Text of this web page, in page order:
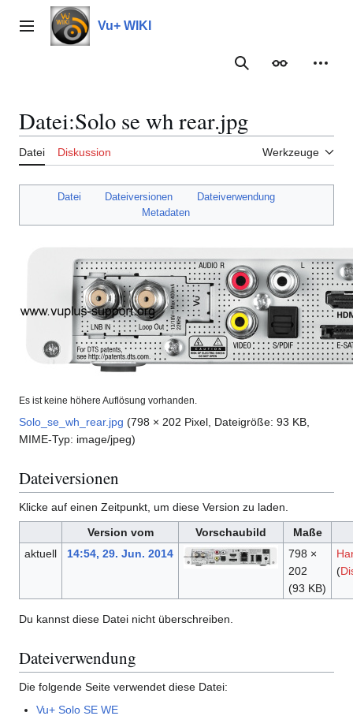
Inhalt
springenHauptmenü Vu+ WIKI
Suche
Datei:Solo se wh rear.jpg
Datei Diskussion Werkzeuge
Datei Dateiversionen
Dateiverwendung
Metadaten
Es ist keine höhere Auflösung vorhanden.
Solo_se_wh_rear.jpg (798 × 202 Pixel, Dateigröße: 93 KB,
MIME-Typ: image/jpeg)
Dateiversionen
Klicke auf einen Zeitpunkt, um diese Version zu laden.
Version vom
Vorschaubild
Maße
aktuell
14:54, 29. Jun. 2014
798 ×
202
(93 KB)
(
Du kannst diese Datei nicht überschreiben.
Dateiverwendung
Die folgende Seite verwendet diese Datei:
Vu+ Solo SE WE